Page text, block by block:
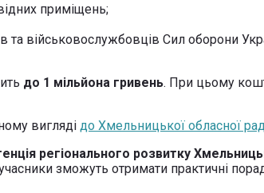
приміщень;
та військовослужбовців Сил оборони
до 1 мільйона гривень. При цьому
вигляді до Хмельницької обласної
регіонального розвитку
учасники зможуть отримати практичні